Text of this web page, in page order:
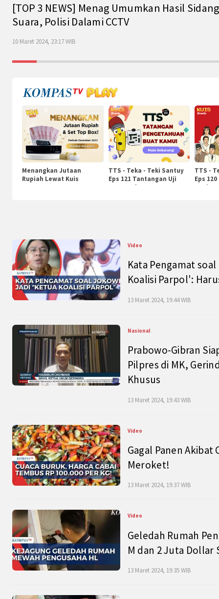
[TOP 3 NEWS] Menag Umumkan Hasil
Suara, Polisi Dalami CCTV
10 Maret 2024, 23:17 WIB
Menangkan Jutaan
Rupiah Lewat Kuis
TTS - Teka - Teki Santuy
Eps 121 Tantangan Uji
Pengetahuan
TTS -
Eps
Video
Kata Pengamat
Koalisi Parpol':
13 Maret 2024, 19:44 WIB
Nasional
Prabowo-Gibran
Pilpres di MK,
Khusus
13 Maret 2024, 19:43 WIB
Video
Gagal Panen Akibat
Meroket!
13 Maret 2024, 19:37 WIB
Video
Geledah Rumah
M dan 2 Juta Dollar
13 Maret 2024, 19:35 WIB